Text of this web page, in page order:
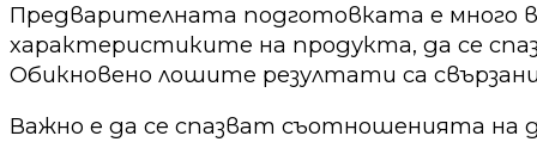
Предварителната подготовката е много
характеристиките на продукта, да се
Обикновено лошите резултати са
Важно е да се спазват съотношенията на